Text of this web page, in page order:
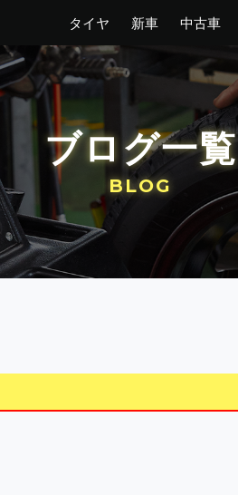
タイヤ 新車 中古車
ブログ一覧
BLOG